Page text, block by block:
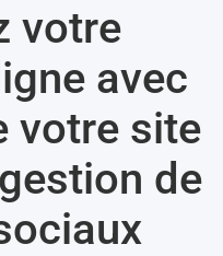
votre
avec
votre site
de